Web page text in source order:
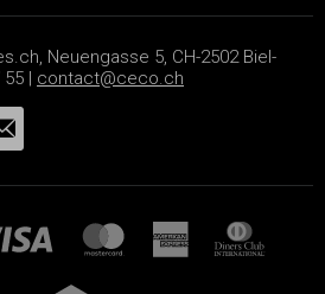
Neuengasse 5, CH-2502 Biel-
| contact@ceco.ch